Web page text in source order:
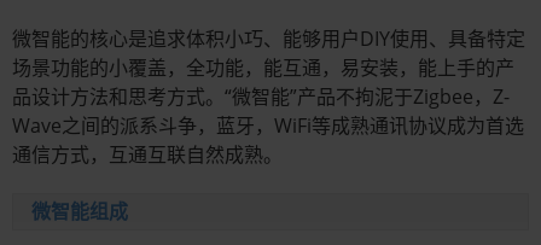
微智能的核心是追求体积小巧、能够用户DIY使用、具备特定
场景功能的小覆盖，全功能，能互通，易安装，能上手的产
品设计方法和思考方式。“微智能”产品不拘泥于Zigbee，Z-
Wave之间的派系斗争，蓝牙，WiFi等成熟通讯协议成为首选
通信方式，互通互联自然成熟。
微智能组成